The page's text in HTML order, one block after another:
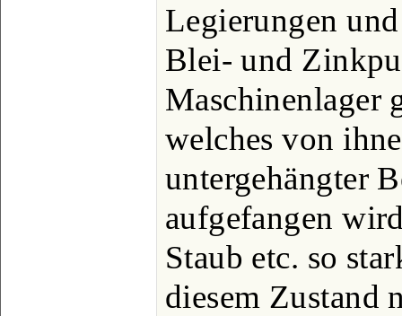
Legierungen
Blei- und
Maschinenlager
welches von
untergehängter
aufgefangen
Staub etc. so
diesem Zustand